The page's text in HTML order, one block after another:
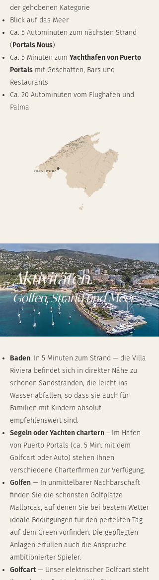
der gehobenen Kategorie
Blick auf das Meer
Ca. 5 Autominuten zum nächsten Strand
(Portals Nous)
Ca. 5 Minuten zum Yachthafen von Puerto
Portals mit Geschäften, Bars und
Restaurants
Ca. 20 Autominuten vom Flughafen und
Palma
Aktivitäten.
Golfen, Strand und Meer.
Baden: In 5 Minuten zum Strand — die Villa
Riviera befindet sich in direkter Nähe zu
schönen Sandstränden, die leicht ins
Wasser abfallen, so dass sie auch für
Familien mit Kindern absolut
empfehlenswert sind.
Segeln oder Yachten chartern – Im Hafen
von Puerto Portals (ca. 5 Min. mit dem
Golfcart oder Auto) stehen Ihnen
verschiedene Charterfirmen zur Verfügung.
Golfen — In unmittelbarer Nachbarschaft
finden Sie die schönsten Golfplätze
Mallorcas, auf denen Sie bei bestem Wetter
ideale Bedingungen für den perfekten Tag
auf dem Green vorfinden. Die gepflegten
Anlagen erfüllen auch die Ansprüche
ambitionierter Spieler.
Golfcart— Unser elektrischer Golfcart steht